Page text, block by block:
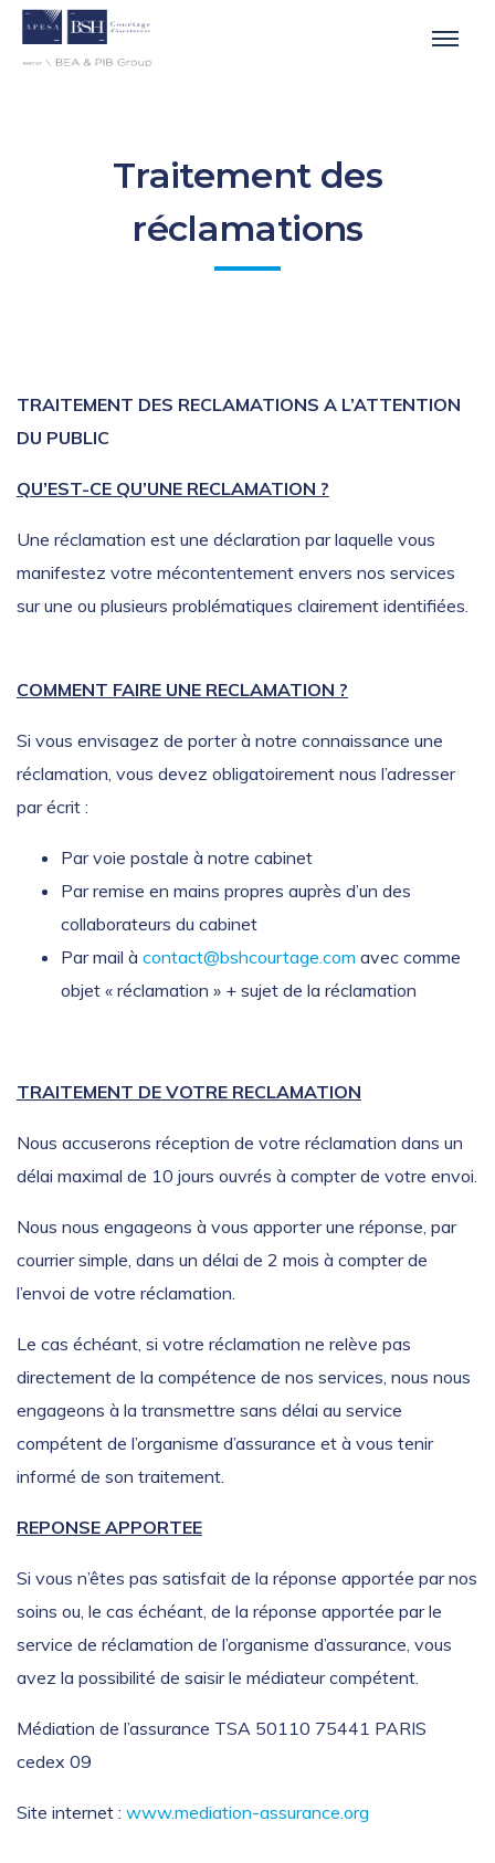
Traitement des
réclamations
TRAITEMENT DES RECLAMATIONS A L’ATTENTION
DU PUBLIC
QU’EST-CE QU’UNE RECLAMATION ?
Une réclamation est une déclaration par laquelle vous
manifestez votre mécontentement envers nos services
sur une ou plusieurs problématiques clairement identifiées.
COMMENT FAIRE UNE RECLAMATION ?
Si vous envisagez de porter à notre connaissance une
réclamation, vous devez obligatoirement nous l’adresser
par écrit :
Par voie postale à notre cabinet
Par remise en mains propres auprès d’un des
collaborateurs du cabinet
Par mail à contact@bshcourtage.com avec comme
objet « réclamation » + sujet de la réclamation
TRAITEMENT DE VOTRE RECLAMATION
Nous accuserons réception de votre réclamation dans un
délai maximal de 10 jours ouvrés à compter de votre envoi.
Nous nous engageons à vous apporter une réponse, par
courrier simple, dans un délai de 2 mois à compter de
l’envoi de votre réclamation.
Le cas échéant, si votre réclamation ne relève pas
directement de la compétence de nos services, nous nous
engageons à la transmettre sans délai au service
compétent de l’organisme d’assurance et à vous tenir
informé de son traitement.
REPONSE APPORTEE
Si vous n’êtes pas satisfait de la réponse apportée par nos
soins ou, le cas échéant, de la réponse apportée par le
service de réclamation de l’organisme d’assurance, vous
avez la possibilité de saisir le médiateur compétent.
Médiation de l’assurance TSA 50110 75441 PARIS
cedex 09
Site internet : www.mediation-assurance.org